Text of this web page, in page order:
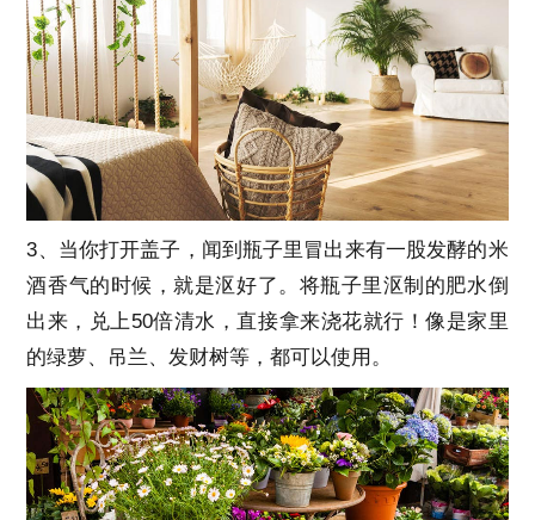
3、当你打开盖子，闻到瓶子里冒出来有一股发酵的米
酒香气的时候，就是沤好了。将瓶子里沤制的肥水倒
出来，兑上50倍清水，直接拿来浇花就行！像是家里
的绿萝、吊兰、发财树等，都可以使用。